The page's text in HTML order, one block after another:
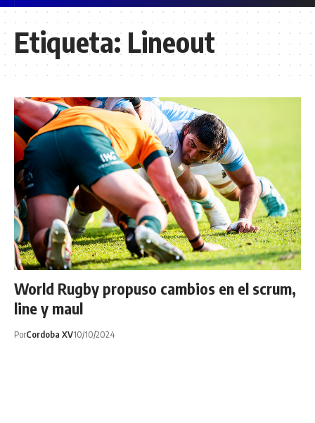
Etiqueta: Lineout
World Rugby propuso cambios en el scrum,
line y maul
PorCordoba XV10/10/2024